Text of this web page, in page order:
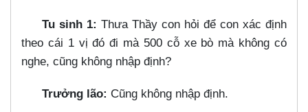
Tu sinh 1: Thưa Thầy con hỏi để con xác định
theo cái 1 vị đó đi mà 500 cỗ xe bò mà không có
nghe, cũng không nhập định?
Trưởng lão: Cũng không nhập định.